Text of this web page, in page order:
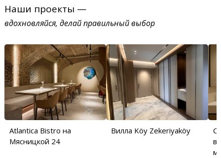
Наши проекты —
вдохновляйся, делай правильный выбор
Atlantica Bistro на
Мясницкой 24
Вилла Köy Zekeriyaköy